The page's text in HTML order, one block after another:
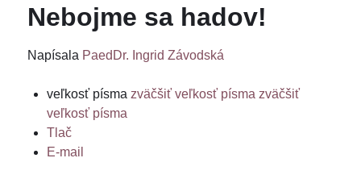
Nebojme sa hadov!
Napísala PaedDr. Ingrid Závodská
veľkosť písma zväčšiť veľkosť písma zväčšiť
veľkosť písma
Tlač
E-mail